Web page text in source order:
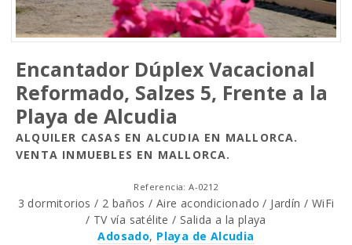
Encantador Dúplex Vacacional
Reformado, Salzes 5, Frente a la
Playa de Alcudia
ALQUILER CASAS EN ALCUDIA EN MALLORCA.
VENTA INMUEBLES EN MALLORCA.
Referencia: A-0212
3 dormitorios / 2 baños / Aire acondicionado / Jardín / WiFi
/ TV vía satélite / Salida a la playa
Adosado, Playa de Alcudia